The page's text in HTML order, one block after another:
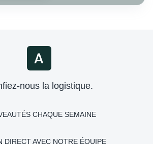
nous la logistique.
CHAQUE SEMAINE
DIRECT AVEC NOTRE ÉQUIPE